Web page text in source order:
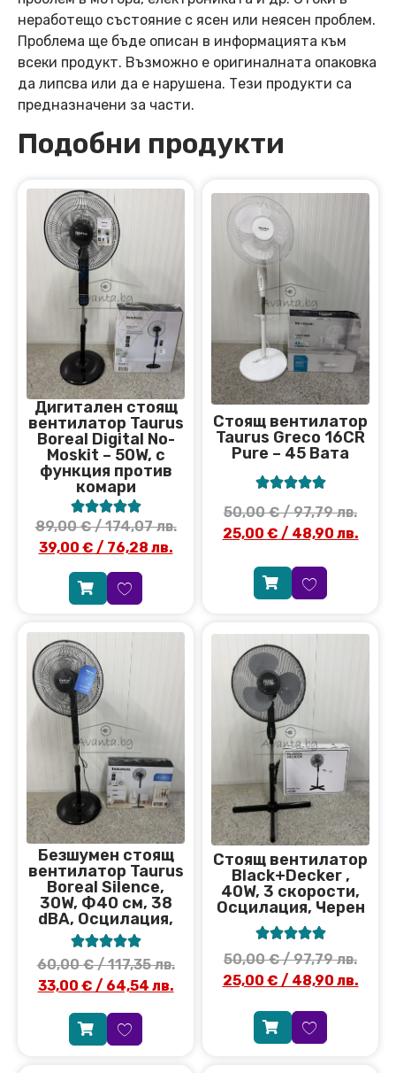
неработещо състояние с ясен или неясен проблем.
Проблема ще бъде описан в информацията към
всеки продукт. Възможно е оригиналната опаковка
да липсва или да е нарушена. Тези продукти са
предназначени за части.
Подобни продукти
Дигитален стоящ
вентилатор Taurus
Boreal Digital No-
Moskit – 50W, с
функция против
комари

89,00€/ 174,07 лв.
39,00 € / 76,28 лв.
Стоящ вентилатор
Taurus Greco 16CR
Pure – 45 Вата

50,00€/ 97,79 лв.
25,00 € / 48,90 лв.
Безшумен стоящ
вентилатор Taurus
Boreal Silence,
30W, Ф40 см, 38
dBA, Осцилация,

60,00€/ 117,35 лв.
33,00 € / 64,54 лв.
Стоящ вентилатор
Black+Decker ,
40W, 3 скорости,
Осцилация, Черен

50,00€/ 97,79 лв.
25,00 € / 48,90 лв.